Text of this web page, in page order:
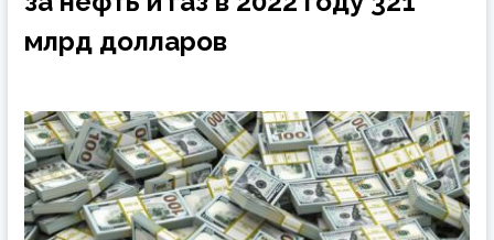
млрд долларов